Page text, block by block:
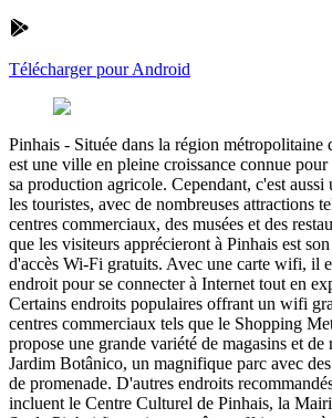
Télécharger pour Android
Pinhais - Située dans la région métropolitaine
est une ville en pleine croissance connue
sa production agricole. Cependant, c'est
les touristes, avec de nombreuses attractions
centres commerciaux, des musées et des
que les visiteurs apprécieront à Pinhais est
d'accès Wi-Fi gratuits. Avec une carte wifi, il
endroit pour se connecter à Internet tout en
Certains endroits populaires offrant un wifi
centres commerciaux tels que le Shopping
propose une grande variété de magasins et de
Jardim Botânico, un magnifique parc avec
de promenade. D'autres endroits
incluent le Centre Culturel de Pinhais, la